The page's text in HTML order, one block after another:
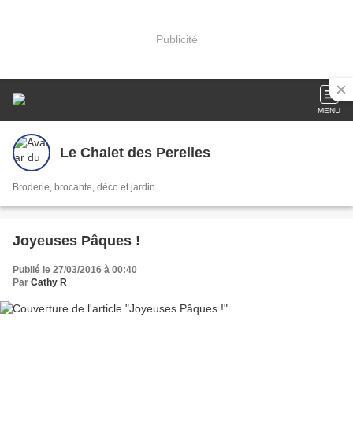
Publicité
MENU
Le Chalet des Perelles
Broderie, brocante, déco et jardin...
Joyeuses Pâques !
Publié le 27/03/2016 à 00:40
Par Cathy R